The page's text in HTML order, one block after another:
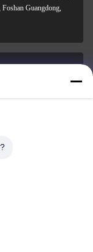
Guangdong,